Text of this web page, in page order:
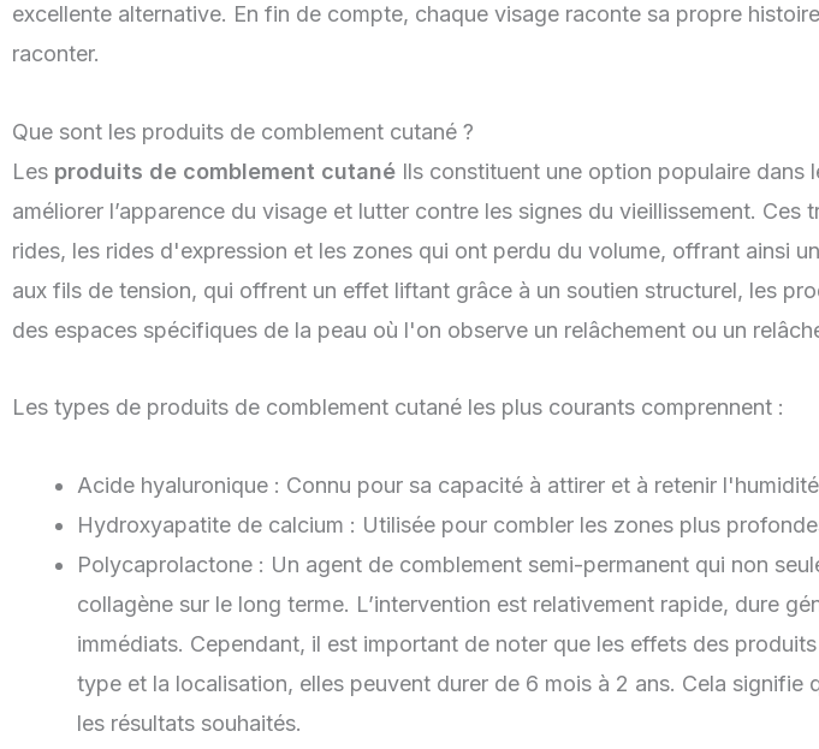
excellente alternative. En fin de compte, chaque visage raconte sa propre
raconter.
Que sont les produits de comblement cutané ?
Les produits de comblement cutané Ils constituent une option populaire dans
améliorer l’apparence du visage et lutter contre les signes du vieillissement.
rides, les rides d'expression et les zones qui ont perdu du volume, offrant ainsi
aux fils de tension, qui offrent un effet liftant grâce à un soutien structurel, les
des espaces spécifiques de la peau où l'on observe un relâchement ou un
Les types de produits de comblement cutané les plus courants comprennent :
Acide hyaluronique : Connu pour sa capacité à attirer et à retenir
Hydroxyapatite de calcium : Utilisée pour combler les zones plus
Polycaprolactone : Un agent de comblement semi-permanent qui non
collagène sur le long terme. L’intervention est relativement rapide, dure
immédiats. Cependant, il est important de noter que les effets des
type et la localisation, elles peuvent durer de 6 mois à 2 ans. Cela signifie
les résultats souhaités.